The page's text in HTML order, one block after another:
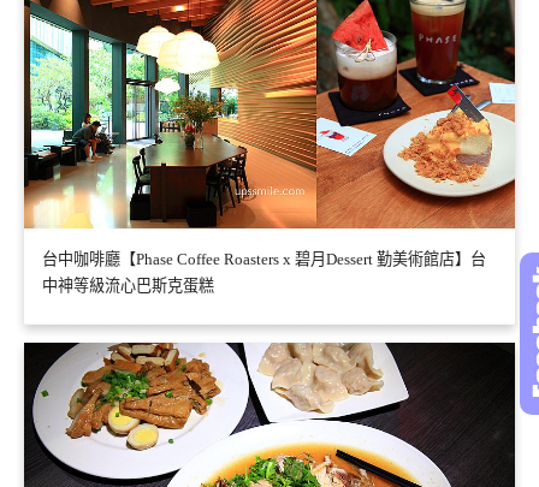
台中咖啡廳【Phase Coffee Roasters x 碧月Dessert 勤美術館店】台
中神等級流心巴斯克蛋糕